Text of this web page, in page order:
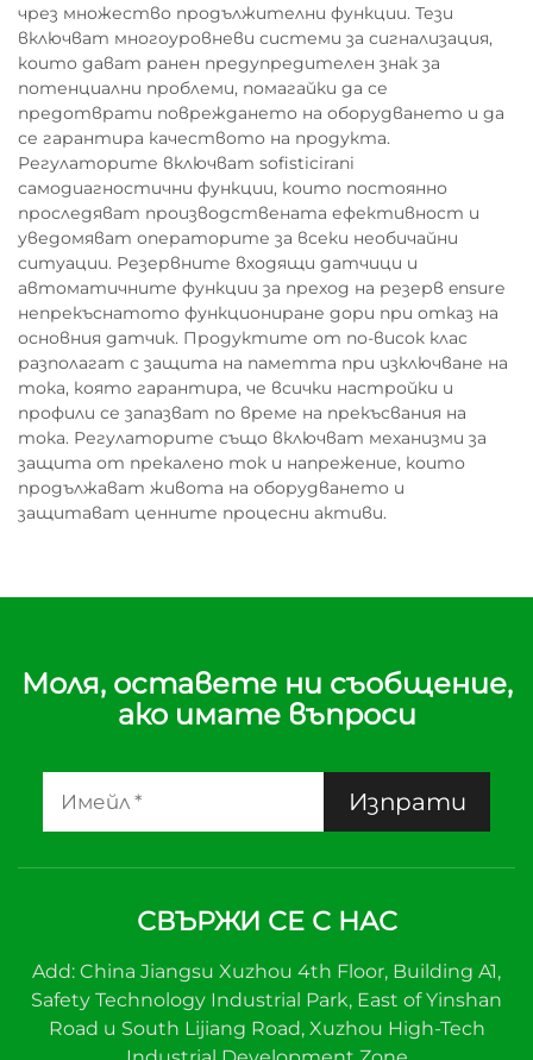
чрез множество продължителни функции. Тези
включват многоуровневи системи за сигнализация,
които дават ранен предупредителен знак за
потенциални проблеми, помагайки да се
предотврати повреждането на оборудването и да
се гарантира качеството на продукта.
Регулаторите включват sofisticirani
самодиагностични функции, които постоянно
проследяват производствената ефективност и
уведомяват операторите за всеки необичайни
ситуации. Резервните входящи датчици и
автоматичните функции за преход на резерв ensure
непрекъснатото функциониране дори при отказ на
основния датчик. Продуктите от по-висок клас
разполагат с защита на паметта при изключване на
тока, която гарантира, че всички настройки и
профили се запазват по време на прекъсвания на
тока. Регулаторите също включват механизми за
защита от прекалено ток и напрежение, които
продължават живота на оборудването и
защитават ценните процесни активи.
Моля, оставете ни съобщение,
ако имате въпроси
Изпрати
СВЪРЖИ СЕ С НАС
Add: China Jiangsu Xuzhou 4th Floor, Building A1,
Safety Technology Industrial Park, East of Yinshan
Road и South Lijiang Road, Xuzhou High-Tech